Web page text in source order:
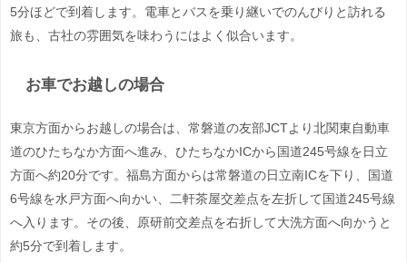
5分ほどで到着します。電車とバスを乗り継いでのんびりと訪れる
旅も、古社の雰囲気を味わうにはよく似合います。
お車でお越しの場合
東京方面からお越しの場合は、常磐道の友部JCTより北関東自動車
道のひたちなか方面へ進み、ひたちなかICから国道245号線を日立
方面へ約20分です。福島方面からは常磐道の日立南ICを下り、国道
6号線を水戸方面へ向かい、二軒茶屋交差点を左折して国道245号線
へ入ります。その後、原研前交差点を右折して大洗方面へ向かうと
約5分で到着します。